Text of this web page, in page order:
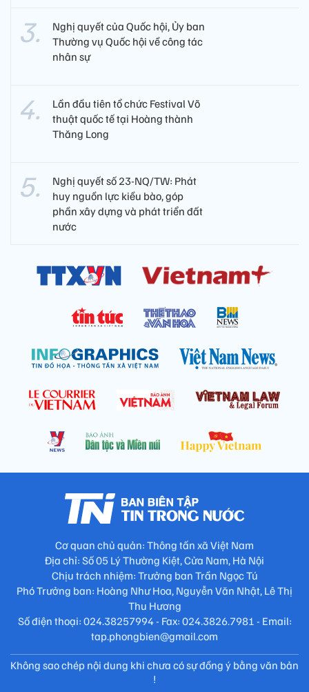
Nghị quyết của Quốc hội, Ủy ban
Thường vụ Quốc hội về công tác
nhân sự
Lần đầu tiên tổ chức Festival Võ
thuật quốc tế tại Hoàng thành
Thăng Long
Nghị quyết số 23-NQ/TW: Phát
huy nguồn lực kiều bào, góp
phần xây dựng và phát triển đất
nước
Cơ quan chủ quản: Thông tấn xã Việt Nam
Địa chỉ: Số 05 Lý Thường Kiệt, Cửa Nam, Hà Nội
Chịu trách nhiệm: Trưởng ban Trần Ngọc Tú
Phó Trưởng ban: Hoàng Như Hoa, Nguyễn Văn Nhật, Lê Thị
Thu Hương
Số điện thoại: 024.38257994 - Fax: 024.3826.7981 - Email:
tap.phongbien@gmail.com
Không sao chép nội dung khi chưa có sự đồng ý bằng văn bản
!